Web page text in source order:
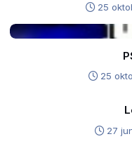
25
PSP-filmpjes
25
27